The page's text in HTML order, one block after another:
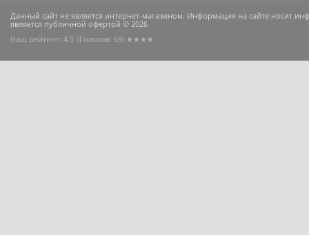
Данный сайт не является интернет-магазином. Информация на сайте носит
является публичной офертой © 2026
Наш рейтинг: 4.5 (Голосов: 69) ★★★★